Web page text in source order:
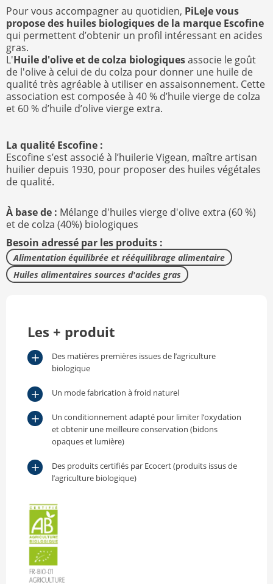
Pour vous accompagner au quotidien, PiLeJe vous
propose des huiles biologiques de la marque Escofine
qui permettent d’obtenir un profil intéressant en acides
gras.
L'Huile d'olive et de colza biologiquesassocie le goût
de l'olive à celui de du colza pour donner une huile de
qualité très agréable à utiliser en assaisonnement. Cette
association est composée à 40 % d’huile vierge de colza
et 60 % d’huile d’olive vierge extra.
La qualité Escofine :
Escofine s’est associé à l’huilerie Vigean, maître artisan
huilier depuis 1930, pour proposer des huiles végétales
de qualité.
À base de : Mélange d'huiles vierge d'olive extra (60 %)
et de colza (40%) biologiques
Besoin adressé par les produits :
Alimentation équilibrée et rééquilibrage alimentaire
Huiles alimentaires sources d'acides gras
Les + produit
Des matières premières issues de l’agriculture
biologique
Un mode fabrication à froid naturel
Un conditionnement adapté pour limiter l’oxydation
et obtenir une meilleure conservation (bidons
opaques et lumière)
Des produits certifiés par Ecocert (produits issus de
l’agriculture biologique)